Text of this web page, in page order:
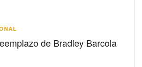
de Bradley Barcola